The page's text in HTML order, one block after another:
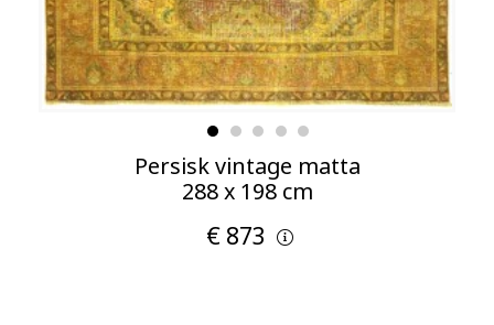
Persisk vintage matta
288 x 198 cm
€ 873